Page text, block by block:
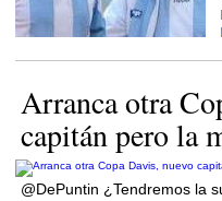
Arranca otra
capitán pero la
@DePuntin ¿Tendremos la